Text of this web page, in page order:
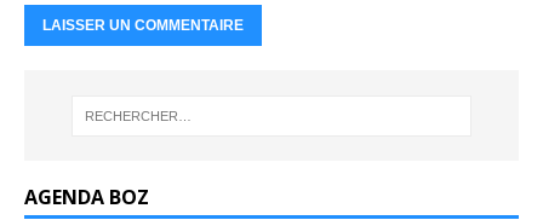
AGENDA BOZ